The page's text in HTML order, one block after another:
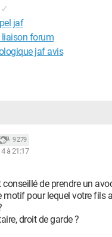
✓
jaf
liaison forum
jaf avis
9 279
à 21:17
conseillé de prendre un
motif pour lequel votre fils
droit de garde ?